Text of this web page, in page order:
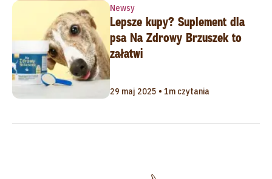
Newsy
Lepsze kupy? Suplement dla
psa Na Zdrowy Brzuszek to
załatwi
29 maj 2025 • 1m czytania